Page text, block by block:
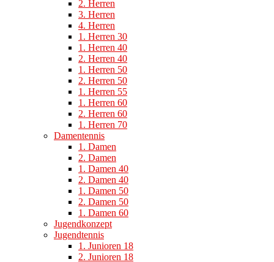
2. Herren
3. Herren
4. Herren
1. Herren 30
1. Herren 40
2. Herren 40
1. Herren 50
2. Herren 50
1. Herren 55
1. Herren 60
2. Herren 60
1. Herren 70
Damentennis
1. Damen
2. Damen
1. Damen 40
2. Damen 40
1. Damen 50
2. Damen 50
1. Damen 60
Jugendkonzept
Jugendtennis
1. Junioren 18
2. Junioren 18